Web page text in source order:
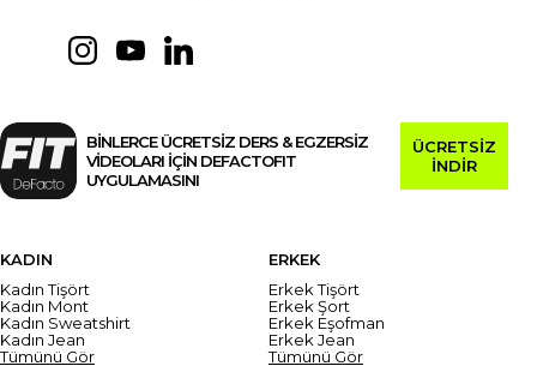
BİNLERCE ÜCRETSİZ DERS & EGZERSİZ
VİDEOLARI İÇİN DEFACTOFIT
UYGULAMASINI
ÜCRETSİZ
İNDİR
KADIN
Kadın Tişört
Kadın Mont
Kadın Sweatshirt
Kadın Jean
Tümünü Gör
ERKEK
Erkek Tişört
Erkek Şort
Erkek Eşofman
Erkek Jean
Tümünü Gör